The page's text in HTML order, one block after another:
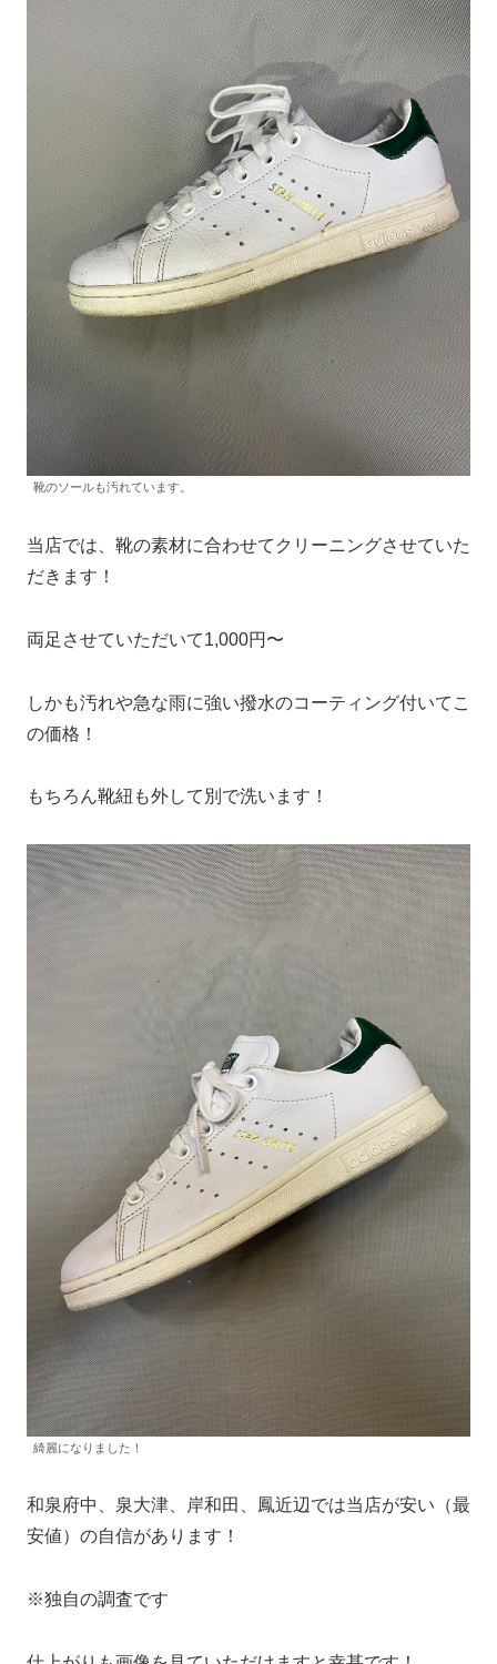
靴のソールも汚れています。
当店では、靴の素材に合わせてクリーニングさせていた
だきます！
両足させていただいて1,000円〜
しかも汚れや急な雨に強い撥水のコーティング付いてこ
の価格！
もちろん靴紐も外して別で洗います！
綺麗になりました！
和泉府中、泉大津、岸和田、鳳近辺では当店が安い（最
安値）の自信があります！
※独自の調査です